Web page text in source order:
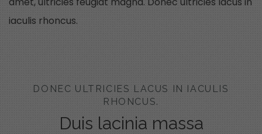
iaculis rhoncus.
DONEC ULTRICIES LACUS IN IACULIS
RHONCUS.
Duis lacinia massa